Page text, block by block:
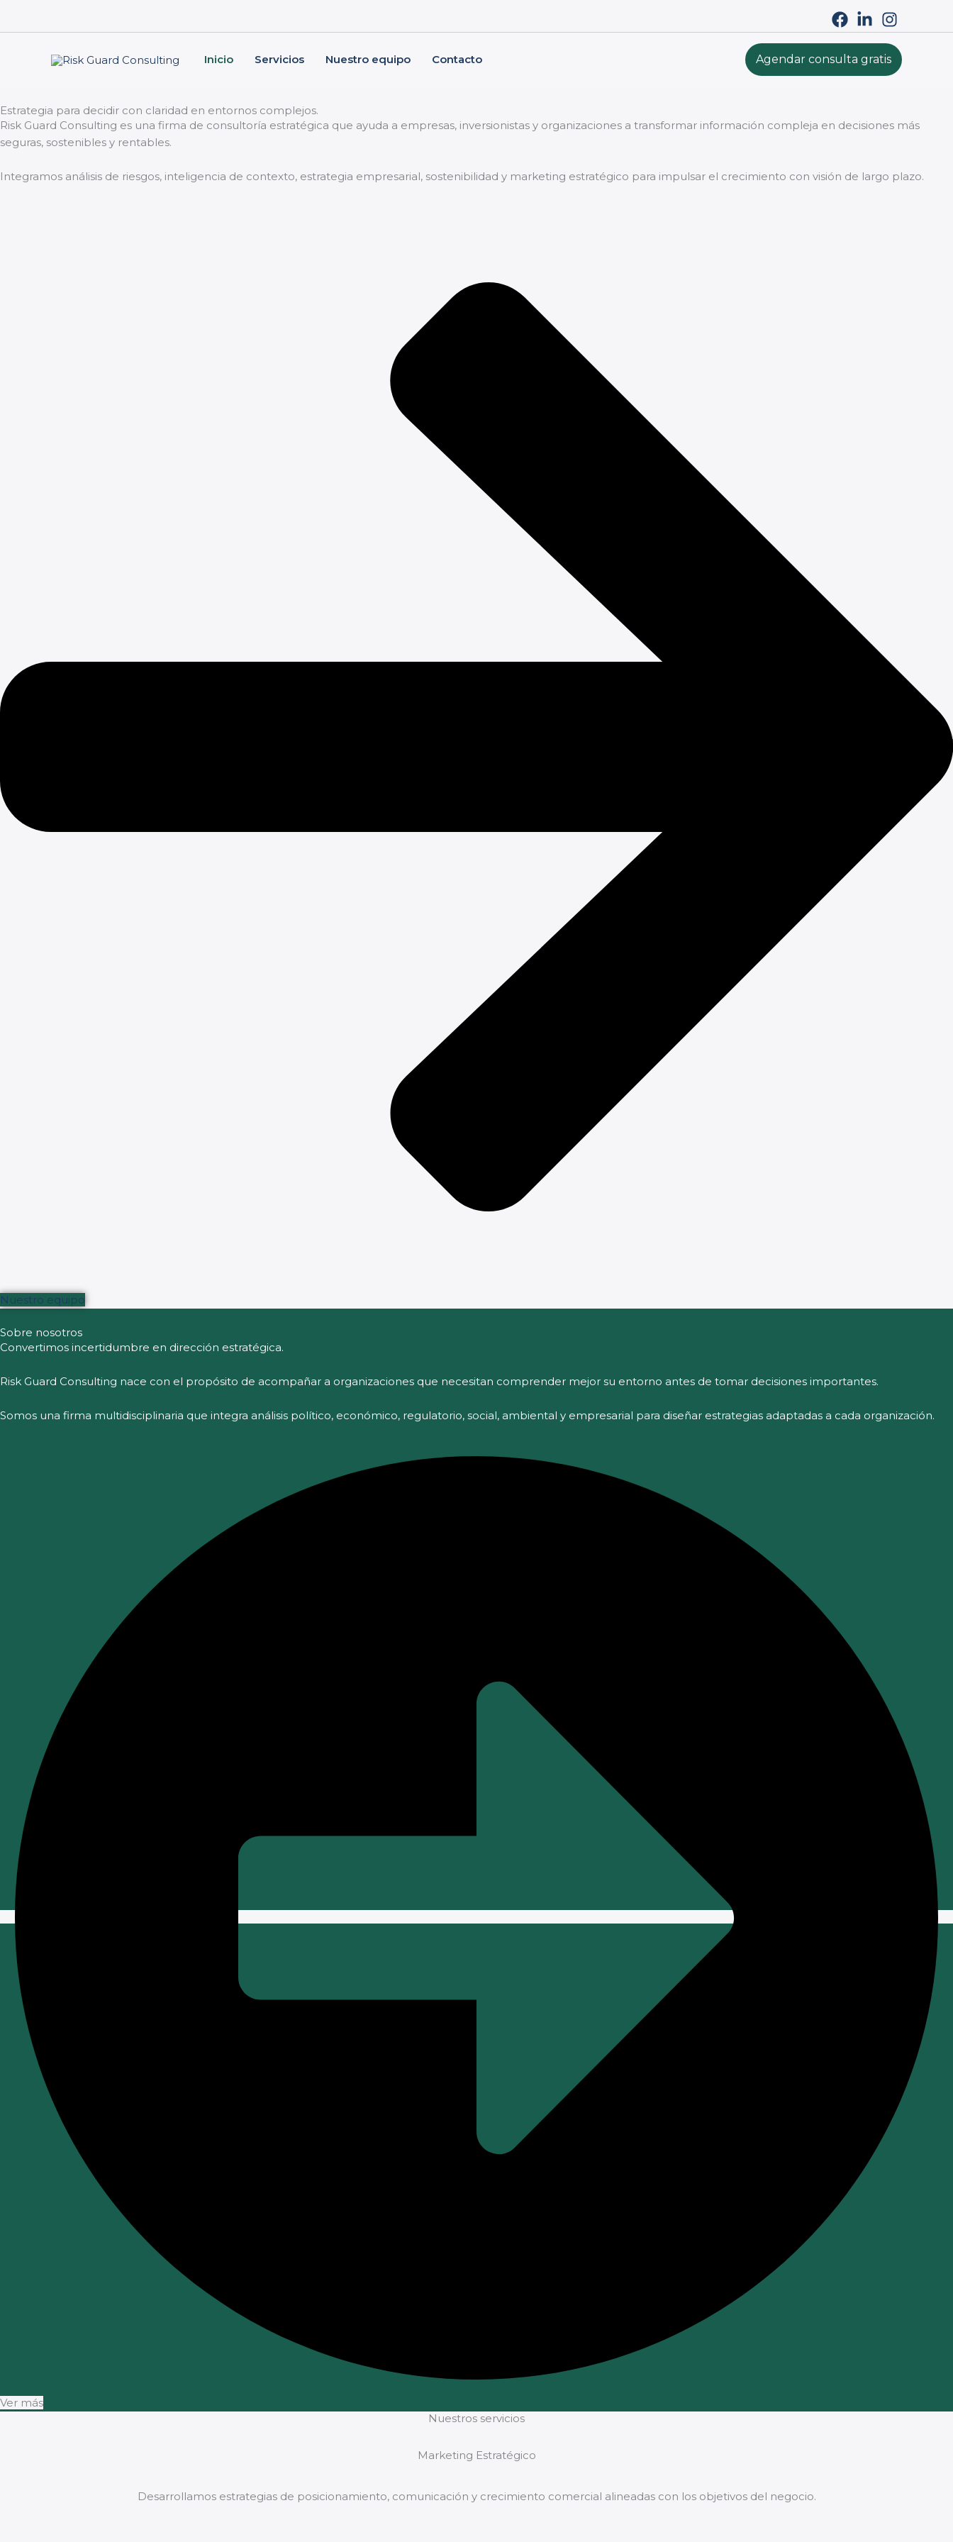
Inicio
Servicios Nuestro equipo Contacto Agendar consulta gratis
Estrategia para decidir con claridad en entornos complejos.
Risk Guard Consulting es una firma de consultoría estratégica que ayuda a empresas, inversionistas y organizaciones a transformar información compleja en decisiones más
seguras, sostenibles y rentables.
Integramos análisis de riesgos, inteligencia de contexto, estrategia empresarial, sostenibilidad y marketing estratégico para impulsar el crecimiento con visión de largo plazo.
Nuestro equipo
Sobre nosotros
Convertimos incertidumbre en dirección estratégica.
Risk Guard Consulting nace con el propósito de acompañar a organizaciones que necesitan comprender mejor su entorno antes de tomar decisiones importantes.
Somos una firma multidisciplinaria que integra análisis político, económico, regulatorio, social, ambiental y empresarial para diseñar estrategias adaptadas a cada organización.
Ver más
Nuestros servicios
Marketing Estratégico
Desarrollamos estrategias de posicionamiento, comunicación y crecimiento comercial alineadas con los objetivos del negocio.